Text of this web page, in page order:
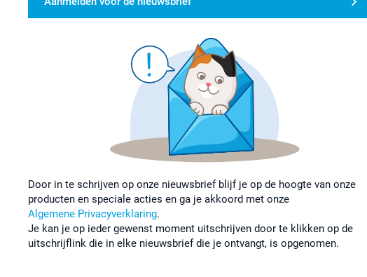
Door in te schrijven op onze nieuwsbrief blijf je op de hoogte van onze
producten en speciale acties en ga je akkoord met onze
Algemene Privacyverklaring.
Je kan je op ieder gewenst moment uitschrijven door te klikken op de
uitschrijflink die in elke nieuwsbrief die je ontvangt, is opgenomen.